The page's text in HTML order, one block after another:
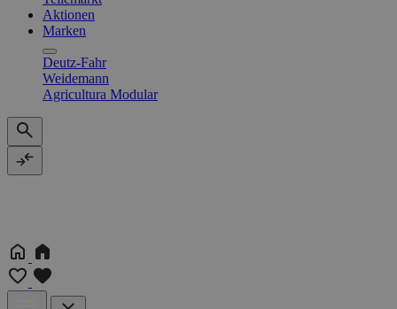
Aktionen
Marken
Deutz-Fahr
Weidemann
Agricultura Modular